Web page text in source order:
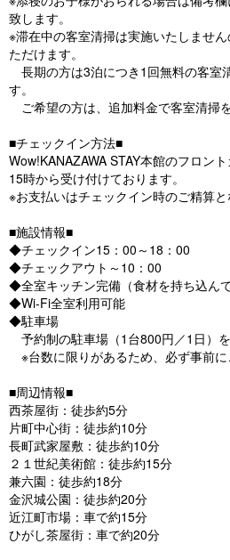
致します。
※滞在中の客室清掃は実施いたしませ
ただけます。
長期の方は3泊につき1回無料の客室
す。
ご希望の方は、追加料金で客室清掃を
■チェックイン方法■
Wow!KANAZAWA STAY本館のフロン
15時から受け付けております。
※お支払いはチェックイン時のご精算と
■施設情報■
◆チェックイン15：00～18：00
◆チェックアウト～10：00
◆全室キッチン完備（食材を持ち込んで
◆Wi-Fi全室利用可能
◆駐車場
予約制の駐車場（1台800円／1日）を
※台数に限りがあるため、必ず事前に
■周辺情報■
西茶屋街：徒歩約5分
片町中心街：徒歩約10分
長町武家屋敷：徒歩約10分
２１世紀美術館：徒歩約15分
兼六園：徒歩約18分
金沢城公園：徒歩約20分
近江町市場：車で約15分
ひがし茶屋街：車で約20分